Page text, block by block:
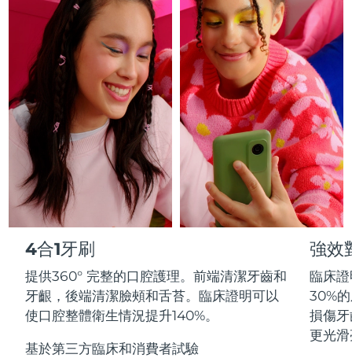
4合1牙刷
提供360° 完整的口腔護理。前端清潔牙齒和
牙齦，後端清潔臉頰和舌苔。臨床證明可以
使口腔整體衛生情況提升140%。
基於第三方臨床和消費者試驗
強效
臨床
30%
損傷
更光
FAQ™護膚品
All FAQ™ skincare
FAQ™產品
All anti-aging treatments
FAQ™護膚品
All FAQ™ skincare
FAQ™產品
All LED treatments
FAQ™產品
All hair treatments
FAQ™ skincare
All FAQ™ skincare
FAQ™ products
All toning treatments
PEACH™ 2 Pro Max
Professional IPL hair removal device
PEACH™ 2
IPL hair removal
PEACH™ 2 go
Travel-friendly IPL hair removal
PEACH™ Cooling Prep Gel
Cooling IPL hair removal gel
身體護理
BEAR™ 2 body
Microcurrent body toning
LUNA™ 4 body
Massaging body brush
SUPERCHARGED™ serum
Firming body serum
痘肌護理
ESPADA™ 2 plus
Recurring acne LED therapy
ESPADA™ 2
ESPADA™ Blemish Solution
Concentrated acne gel
眼部護理
BEAR™ 2 eyes & lips
Microcurrent line smoothing device
IRIS™ 2
眼部護膚
Advanced eye care treatment
毛孔護理
KIWI™ derma
Diamond microdermabrasion .
KIWI™
護發
LUNA™ 4 hair
FLIP™ play advanced
牙齒美白
NEW
issa™ Teeth Whitening Set
Dual LED + sonic device & 18% PAP gel
更多的
預計送達日期 12/8/26
法屬玻里尼西亞 預計送達日期16/8/26
德國 預計送達日期12/8/26
直布羅陀 預計送達日期16/8/26
希臘 預計送達日期12/8/26
中國香港特別行政區 預計送達日期13/8/26
匈牙利 預計送達日期12/8/26
冰島
印尼 預計送達日期 10/8/26
愛爾蘭 12/8/26